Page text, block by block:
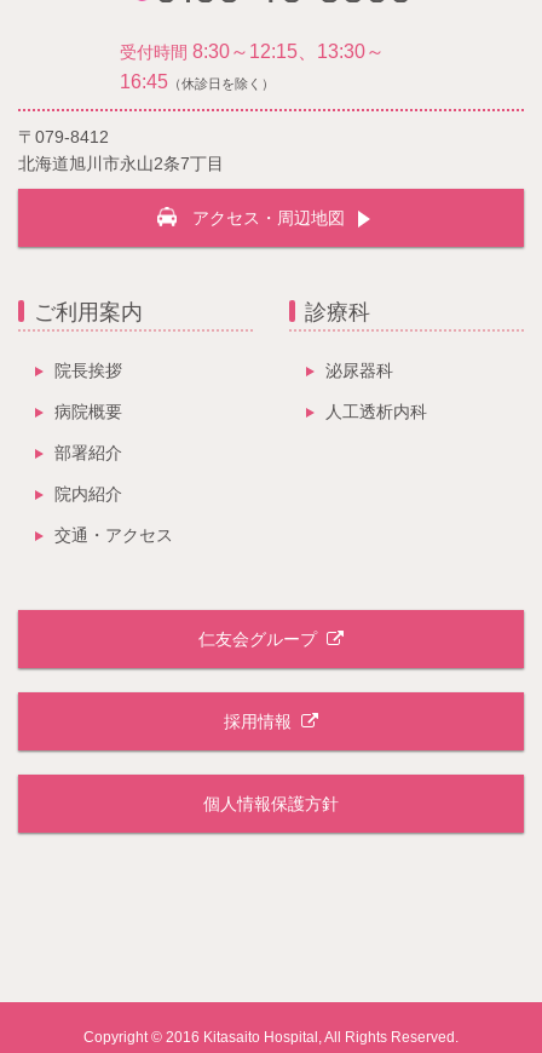
受付時間 8:30～12:15、13:30～
16:45 （休診日を除く）
〒079-8412
北海道旭川市永山2条7丁目
アクセス・周辺地図
ご利用案内
院長挨拶
病院概要
部署紹介
院内紹介
交通・アクセス
診療科
泌尿器科
人工透析内科
仁友会グループ
採用情報
個人情報保護方針
Copyright © 2016 Kitasaito Hospital, All Rights Reserved.